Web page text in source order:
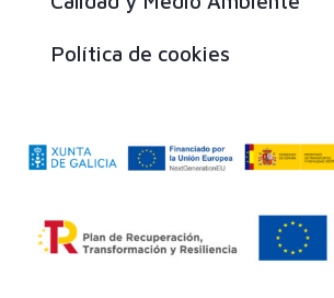
Política de cookies